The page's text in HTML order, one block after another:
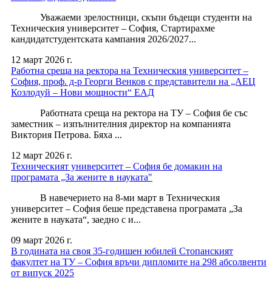
Уважаеми зрелостници, скъпи бъдещи студенти на
Техническия университет – София, Стартирахме
кандидатстудентската кампания 2026/2027...
12 март 2026 г.
Работна среща на ректора на Техническия университет –
София, проф. д-р Георги Венков с представители на „АЕЦ
Козлодуй – Нови мощности“ ЕАД
Работната среща на ректора на ТУ – София бе със
заместник – изпълнителния директор на компанията
Виктория Петрова. Бяха ...
12 март 2026 г.
Техническият университет – София бе домакин на
програмата „За жените в науката"
В навечерието на 8-ми март в Техническия
университет – София беше представена програмата „За
жените в науката“, заедно с и...
09 март 2026 г.
В годината на своя 35-годишен юбилей Стопанският
факултет на ТУ – София връчи дипломите на 298 абсолвенти
от випуск 2025